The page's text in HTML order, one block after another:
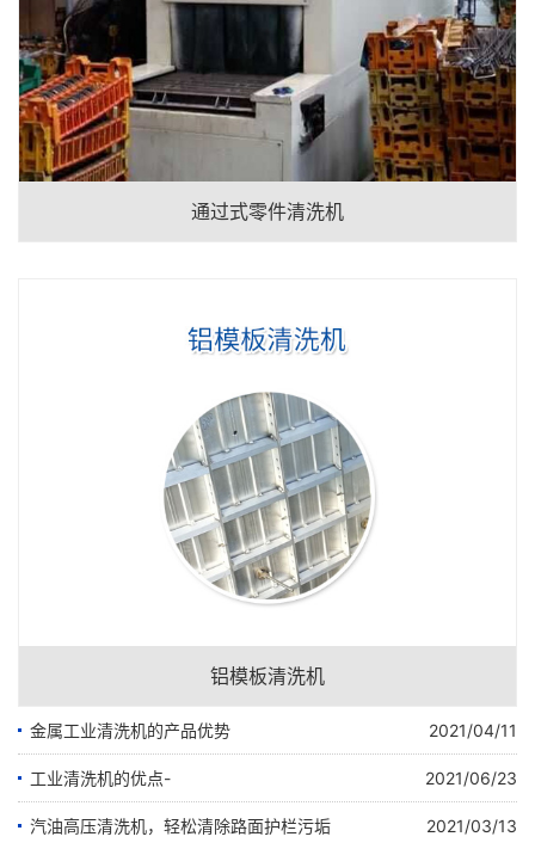
通过式零件清洗机
铝模板清洗机
金属工业清洗机的产品优势 2021/04/11
工业清洗机的优点- 2021/06/23
汽油高压清洗机，轻松清除路面护栏污垢 2021/03/13